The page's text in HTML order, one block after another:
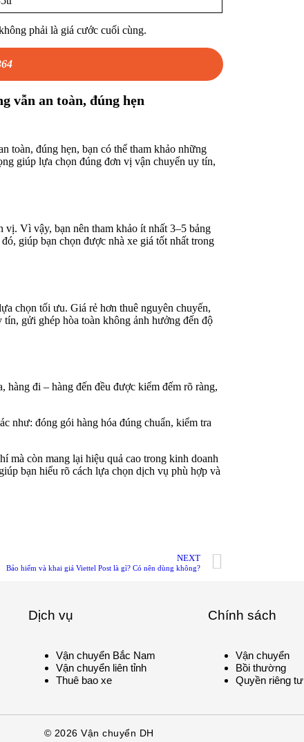
phải là giá cước cuối cùng.
vẫn an toàn, đúng hẹn
toàn, đúng hẹn, bạn có thể tham khảo những
giúp lựa chọn đúng đơn vị vận chuyển uy tín,
Vì vậy, bạn nên tham khảo ít nhất 3–5 bảng
giúp bạn chọn được nhà xe giá tốt nhất trong
chọn tối ưu. Giá rẻ hơn thuê nguyên chuyến,
gửi ghép hòa toàn không ảnh hưởng đến độ
đi – hàng đến đều được kiểm đếm rõ ràng,
như: đóng gói hàng hóa đúng chuẩn, kiểm tra
mà còn mang lại hiệu quả cao trong kinh doanh
bạn hiểu rõ cách lựa chọn dịch vụ phù hợp và
NEXT
Bảo hiểm và khai giá Viettel Post là gì? Có nên dùng không?
Dịch vụ
Vận chuyển Bắc Nam
Vận chuyển liên tỉnh
Thuê bao xe
Chính sách
Vận chuyển
Bồi thường
Quyền riêng tư
© 2026 Vận chuyển DH